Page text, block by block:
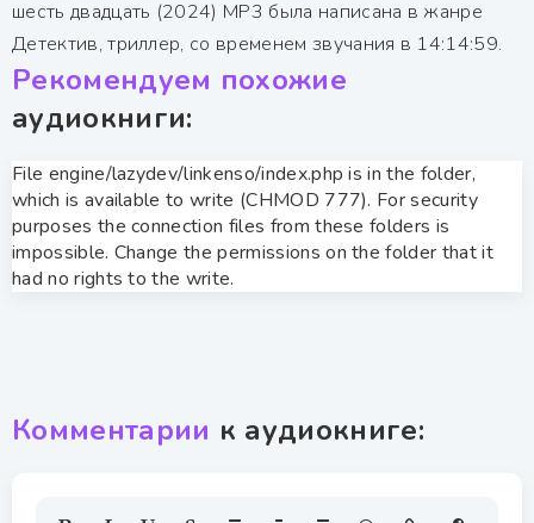
шесть двадцать (2024) MP3 была написана в жанре
Детектив, триллер, со временем звучания в 14:14:59.
Рекомендуем похожие
аудиокниги:
File engine/lazydev/linkenso/index.php is in the folder,
which is available to write (CHMOD 777). For security
purposes the connection files from these folders is
impossible. Change the permissions on the folder that it
had no rights to the write.
Комментарии к аудиокниге: